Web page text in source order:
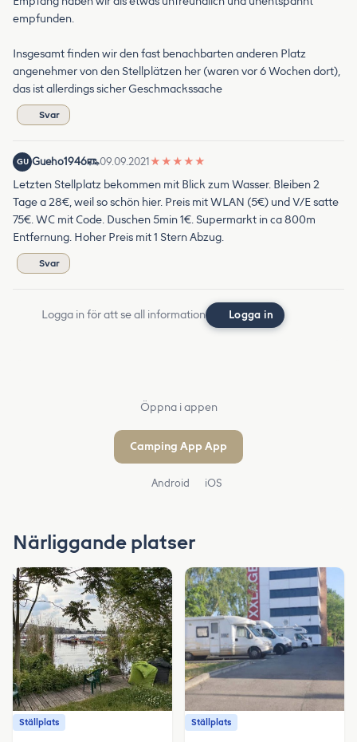
empfunden.
Insgesamt finden wir den fast benachbarten anderen Platz
angenehmer von den Stellplätzen her (waren vor 6 Wochen dort),
das ist allerdings sicher Geschmackssache
Svar
GU Gueho1946 09.09.2021★ ★ ★ ★ ★
Letzten Stellplatz bekommen mit Blick zum Wasser. Bleiben 2
Tage a 28€, weil so schön hier. Preis mit WLAN (5€) und V/E satte
75€. WC mit Code. Duschen 5min 1€. Supermarkt in ca 800m
Entfernung. Hoher Preis mit 1 Stern Abzug.
Svar
Logga in för att se all information Logga in
Öppna i appen
Camping App App
Android iOS
Närliggande platser
Ställplats Ställplats